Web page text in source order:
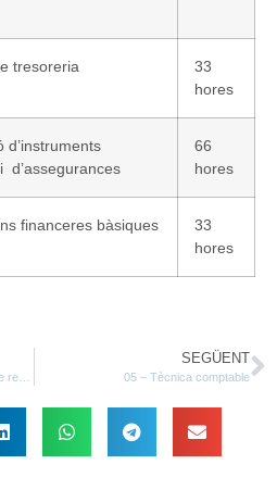
tresoreria
33
hores
d’instruments
d’assegurances
66
hores
financeres bàsiques
33
hores
SEGÜENT
05 – Tècnica comptable